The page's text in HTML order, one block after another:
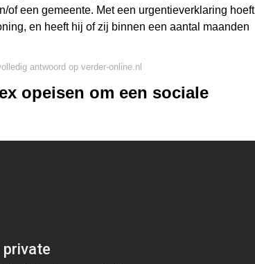
een gemeente. Met een urgentieverklaring hoeft
en heeft hij of zij binnen een aantal maanden
antwoord op verder-online.nl
opeisen om een sociale